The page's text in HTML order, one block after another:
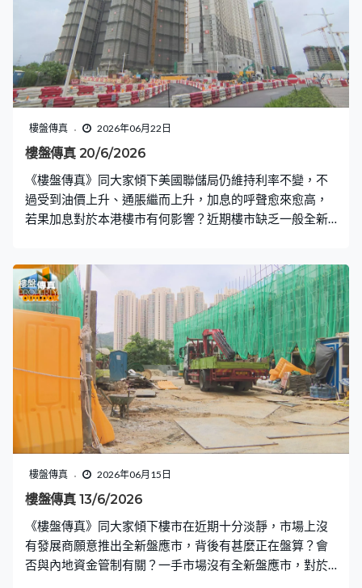
大，設計師將空間重新規劃，更加向屋宇署申請改則，最
終製成品會是如何？
樓盤傳真 2026年06月22日
樓盤傳真 20/6/2026
《樓盤傳真》同大家傾下美國聯儲局仍維持利率不變，不
過受到油價上升、通脹繼而上升，加息的呼聲愈來愈高，
若果加息對於本港樓市有何影響？近期樓市缺乏一般全新
場，預料接下來戰場會轉至古洞一帶。〈業主新睇驗〉會
再到啟德的維港．灣畔，今次驗收最新收樓的2B期，驗收
600多呎的三房戶，面積及景觀對比起上次驗收的1B期相
若，順道測試能否經得起近期的風雨考驗。〈設計廊〉的
戶主夫婦選擇在荃灣麗城一帶置業，買入500多呎的三房
戶，希望以日系簡約風設計，但簡約得來又希望與別不
同，而且原則未能符合到二人需求，需要重整間隔。
樓盤傳真 2026年06月15日
樓盤傳真 13/6/2026
《樓盤傳真》同大家傾下樓市在近期十分淡靜，市場上沒
有發展商願意推出全新盤應市，背後有甚麼正在盤算？會
否與內地資金管制有關？一手市場沒有全新盤應市，對於